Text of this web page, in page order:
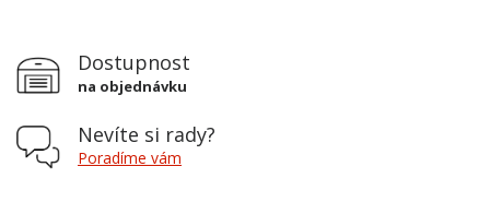
Vývod kouřovodu
Varná plotna
Dostupnost
na objednávku
Nevíte si rady?
Poradíme vám